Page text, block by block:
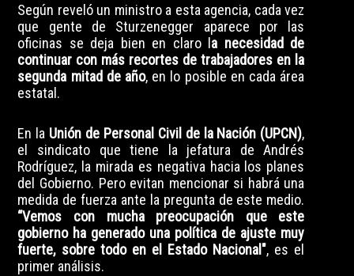
Según reveló un ministro a esta agencia, cada vez
que gente de Sturzenegger aparece por las
oficinas se deja bien en claro l a necesidad de
continuar con más recortes de trabajadores en la
segunda mitad de año, en lo posible en cada área
estatal.
En la Unión de Personal Civil de la Nación (UPCN),
el sindicato que tiene la jefatura de Andrés
Rodríguez, la mirada es negativa hacia los planes
del Gobierno. Pero evitan mencionar si habrá una
medida de fuerza ante la pregunta de este medio.
“Vemos con mucha preocupación que este
gobierno ha generado una política de ajuste muy
fuerte, sobre todo en el Estado Nacional", es el
primer análisis.